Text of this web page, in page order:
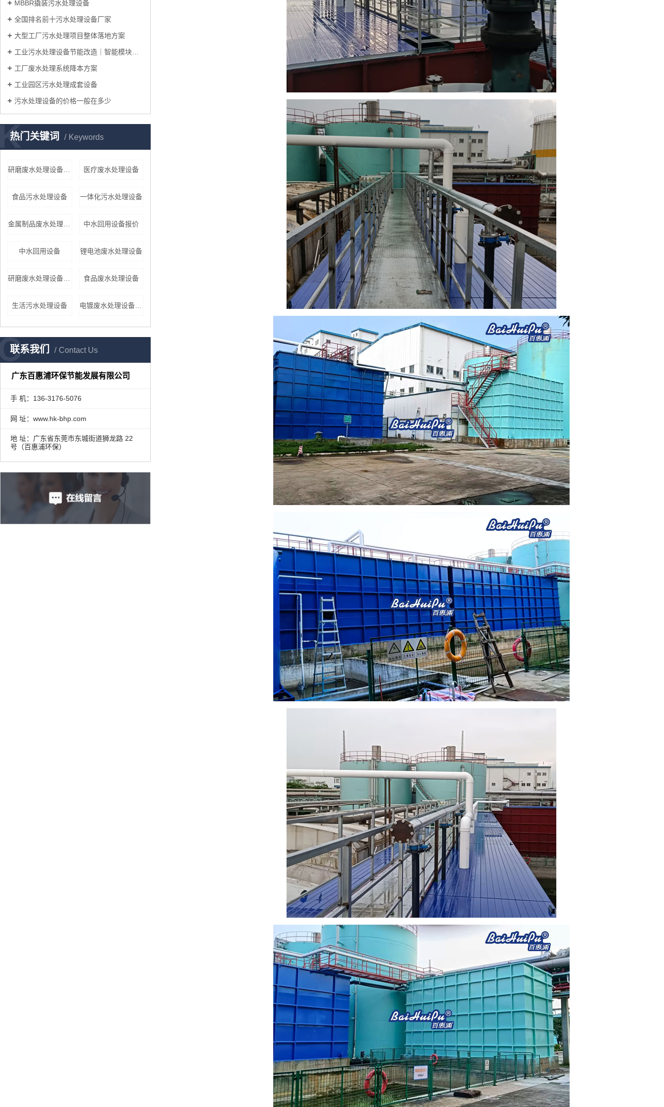
MBBR撬装污水处理设备
全国排名前十污水处理设备厂家
大型工厂污水处理项目整体落地方案
工业污水处理设备节能改造｜智能模块化系统
工厂废水处理系统降本方案
工业园区污水处理成套设备
污水处理设备的价格一般在多少
热门关键词 Keywords
研磨废水处理设备厂家 医疗废水处理设备
食品污水处理设备 一体化污水处理设备
金属制品废水处理设备报价 中水回用设备报价
中水回用设备 锂电池废水处理设备
研磨废水处理设备报价 食品废水处理设备
生活污水处理设备 电镀废水处理设备报价
联系我们 Contact Us
广东百惠浦环保节能发展有限公司
手 机：136-3176-5076
网 址：www.hk-bhp.com
地 址：广东省东莞市东城街道狮龙路 22
号（百惠浦环保）